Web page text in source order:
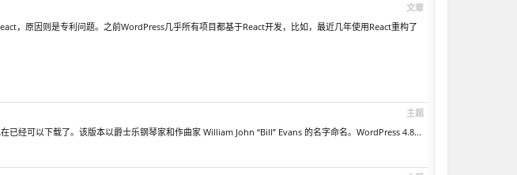
文章
，原因则是专利问题。之前WordPress几乎所有项目都基于React开发，比如，最近几年使用React重构了
主题
经可以下载了。该版本以爵士乐钢琴家和作曲家 William John “Bill” Evans 的名字命名。WordPress 4.8...